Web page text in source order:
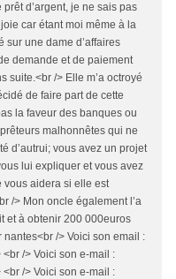
d’argent, je ne sais pas
car étant moi même à la
sur une dame d’affaires
demande et de paiement
suite.<br /> Elle m’a octroyé
de faire part de cette
la faveur des banques ou
malhonnêtes qui ne
d’autrui; vous avez un projet
lui expliquer et vous avez
vous aidera si elle est
/> Mon oncle également l’a
et à obtenir 200 000euros
nantes<br /> Voici son email :
/> Voici son e-mail :
/> Voici son e-mail :